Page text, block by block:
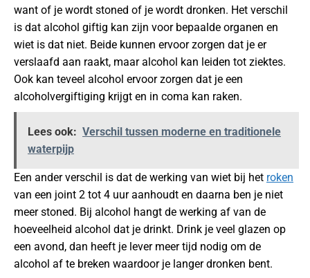
want of je wordt stoned of je wordt dronken. Het verschil
is dat alcohol giftig kan zijn voor bepaalde organen en
wiet is dat niet. Beide kunnen ervoor zorgen dat je er
verslaafd aan raakt, maar alcohol kan leiden tot ziektes.
Ook kan teveel alcohol ervoor zorgen dat je een
alcoholvergiftiging krijgt en in coma kan raken.
Lees ook: Verschil tussen moderne en traditionele
waterpijp
Een ander verschil is dat de werking van wiet bij het roken
van een joint 2 tot 4 uur aanhoudt en daarna ben je niet
meer stoned. Bij alcohol hangt de werking af van de
hoeveelheid alcohol dat je drinkt. Drink je veel glazen op
een avond, dan heeft je lever meer tijd nodig om de
alcohol af te breken waardoor je langer dronken bent.